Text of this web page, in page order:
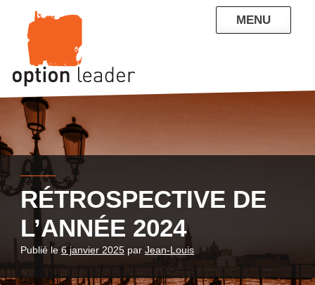
content
MENU
RÉTROSPECTIVE DE
L’ANNÉE 2024
Publié le 6 janvier 2025par Jean-Louis